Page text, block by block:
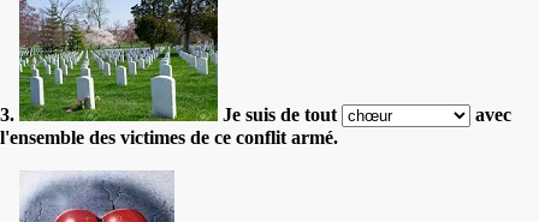
3. Je suis de tout
avec
l'ensemble des victimes de ce conflit armé.